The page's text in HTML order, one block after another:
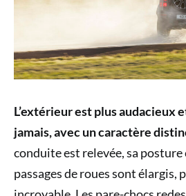
L’extérieur est plus audacieux
jamais, avec un caractère
conduite est relevée, sa posture
passages de roues sont élargis,